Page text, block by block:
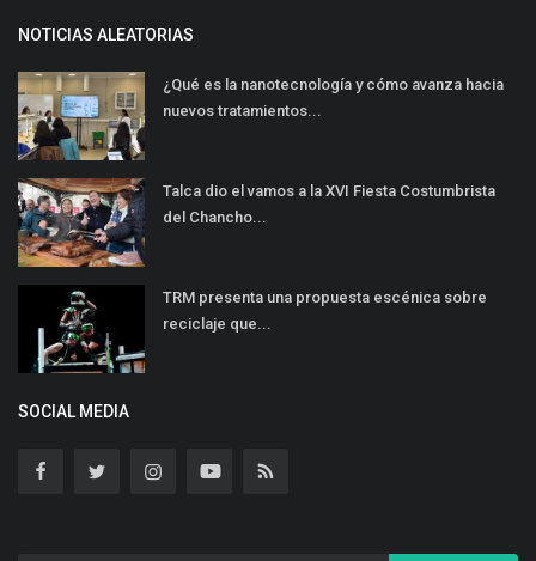
NOTICIAS ALEATORIAS
¿Qué es la nanotecnología y cómo avanza hacia
nuevos tratamientos...
Talca dio el vamos a la XVI Fiesta Costumbrista
del Chancho...
TRM presenta una propuesta escénica sobre
reciclaje que...
SOCIAL MEDIA